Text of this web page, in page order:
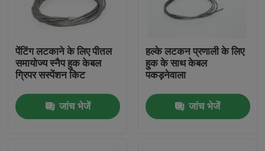
पेंटिंग लटकाने के लिए पीतल
समायोज्य स्नैप हुक केबल
ग्रिपर सस्पेंशन किट
जांच भेजें
हल्के लटकन प्रणाली के लिए
हुक के साथ केबल
पकड़नेवाला
जांच भेजें